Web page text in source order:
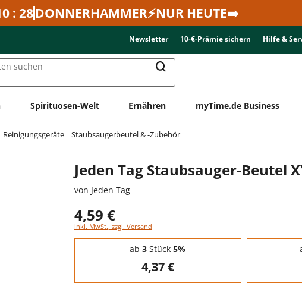
: 28DONNERHAMMER⚡NUR HEUTE➡️
Newsletter 10-€-Prämie sichern Hilfe &
suchen
Spirituosen-Welt Ernähren myTime.de Business
Reinigungsgeräte Staubsaugerbeutel & -Zubehör
Jeden Tag Staubsauger-Beutel
von Jeden Tag
4,59 €
inkl. MwSt., zzgl. Versand
Staffelpreise - Mengenrabatt
ab 3 Stück 5%
4,37 €